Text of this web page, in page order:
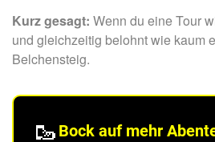
Kurz gesagt: Wenn du eine Tour
und gleichzeitig belohnt wie kaum
Belchensteig.
🥾 Bock auf mehr